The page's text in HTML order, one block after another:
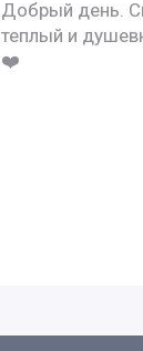
Добрый день.
теплый и
❤️